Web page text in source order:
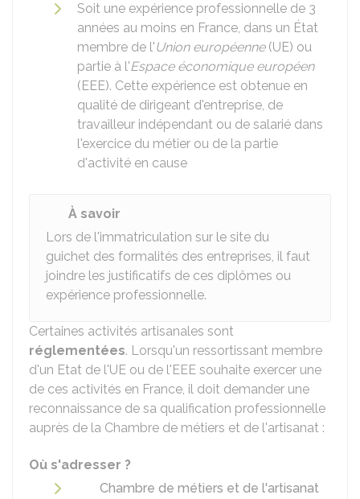
Soit une expérience professionnelle de 3
années au moins en France, dans un État
membre de l'Union européenne(UE) ou
partie à l'Espace économique européen
(EEE). Cette expérience est obtenue en
qualité de dirigeant d'entreprise, de
travailleur indépendant ou de salarié dans
l'exercice du métier ou de la partie
d'activité en cause
À savoir
Lors de l'immatriculation sur le site du
guichet des formalités des entreprises, il faut
joindre les justificatifs de ces diplômes ou
expérience professionnelle.
Certaines activités artisanales sont
réglementées. Lorsqu'un ressortissant membre
d'un Etat de l'UE ou de l'EEE souhaite exercer une
de ces activités en France, il doit demander une
reconnaissance de sa qualification professionnelle
auprès de la Chambre de métiers et de l'artisanat :
Où s'adresser ?
Chambre de métiers et de l'artisanat